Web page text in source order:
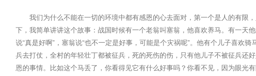
我们为什么不能在一切的环境中都有感恩的心去面对，第一个是人的有限
下，我简单讲讲这个故事：战国时候有一个老翁叫塞翁，他喜欢养⻢。有一天
说“真是好啊” ，塞翁说“也不一定是好事，可能是个灾祸呢”。他有个儿子喜欢骑
兵去打仗，全村的年轻壮丁都被征兵，死的死伤的伤，只有他儿子不被征兵还
恩的事情。比如这个⻢丢了，你看得⻅它有什么好事吗？你看不⻅，因为眼光